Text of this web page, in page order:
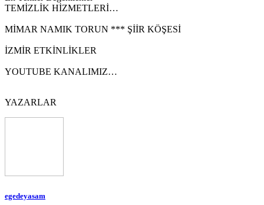
TEMİZLİK HİZMETLERİ…
MİMAR NAMIK TORUN *** ŞİİR KÖŞESİ
İZMİR ETKİNLİKLER
YOUTUBE KANALIMIZ…
YAZARLAR
egedeyasam